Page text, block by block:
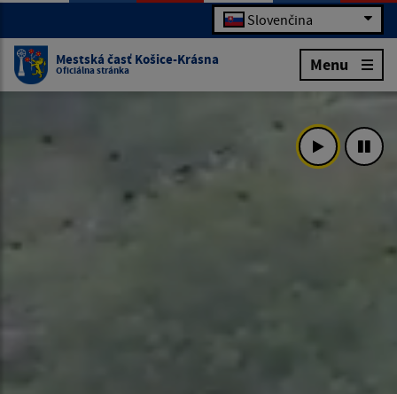
Slovenčina
Mestská časť Košice-Krásna
Oficiálna stránka Menu